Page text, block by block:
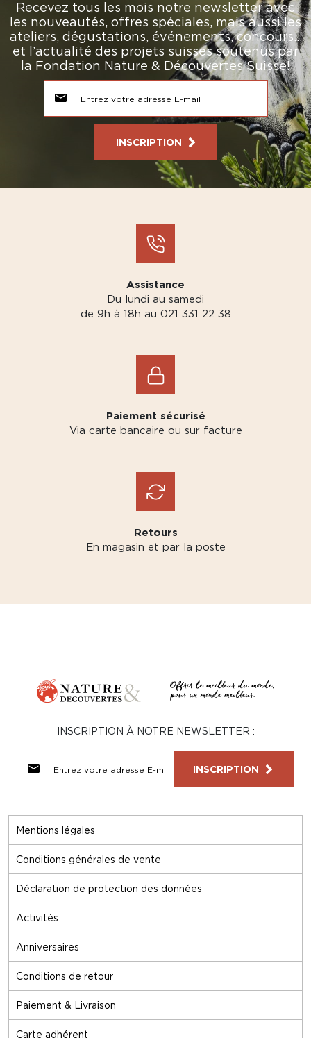
Recevez tous les mois notre newsletter avec
les nouveautés, offres spéciales, mais aussi les
ateliers, dégustations, événements, concours…
et l’actualité des projets suisses soutenus par
la Fondation Nature & Découvertes Suisse!
INSCRIPTION
Assistance
Du lundi au samedi
de 9h à 18h au 021 331 22 38
Paiement sécurisé
Via carte bancaire ou sur facture
Retours
En magasin et par la poste
Mentions légales
Conditions générales de vente
Déclaration de protection des données
Activités
Anniversaires
Conditions de retour
Paiement & Livraison
Carte adhérent
INSCRIPTION À NOTRE NEWSLETTER :
INSCRIPTION